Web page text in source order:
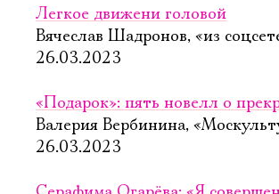
Легкое движени головой
Вячеслав Шадронов, «из
26.03.2023
«Подарок»: пять новелл о
Валерия Вербинина,
26.03.2023